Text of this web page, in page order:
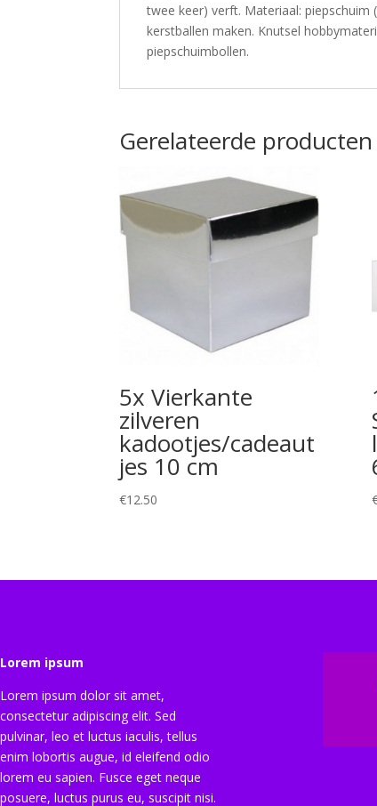
twee keer) verft. Materiaal:
kerstballen maken. Knutsel
piepschuimbollen.
Gerelateerde producten
5x Vierkante
zilveren
kadootjes/cadeaut
jes 10 cm
€12.50
Lorem ipsum
Lorem ipsum dolor sit amet,
consectetur adipiscing elit. Sed
pulvinar, leo et luctus iaculis, tellus
enim lobortis augue, id eleifend odio
lorem eu sapien. Fusce eget neque
posuere, luctus purus eu, suscipit nisi.